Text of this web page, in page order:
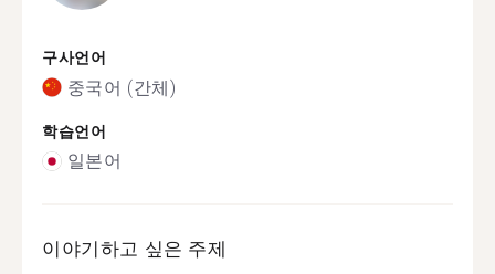
구사언어
중국어 (간체)
학습언어
일본어
이야기하고 싶은 주제